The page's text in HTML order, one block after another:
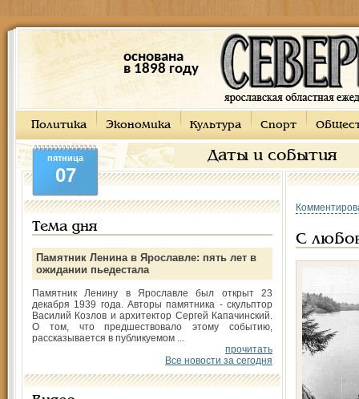
основана
в 1898 году
Политика Экономика Культура Спорт
Даты и события
пятница
07
Тема дня
Памятник Ленина в Ярославле: пять лет в
ожидании пьедестала
Памятник Ленину в Ярославле был открыт 23
декабря 1939 года. Авторы памятника - скульптор
Василий Козлов и архитектор Сергей Капачинский.
О том, что предшествовало этому событию,
рассказывается в публикуемом ...
прочитать
Все новости за сегодня
C